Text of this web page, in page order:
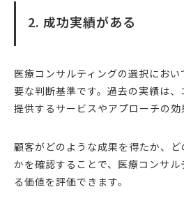
2. 成功実績がある
医療コンサルティングの選択にお
要な判断基準です。過去の実績は
提供するサービスやアプローチの効
顧客がどのような成果を得たか、
かを確認することで、医療コンサ
る価値を評価できます。